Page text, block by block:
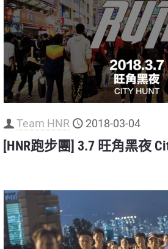
Team HNR 2018-03-04
[HNR跑步團] 3.7 旺角黑夜